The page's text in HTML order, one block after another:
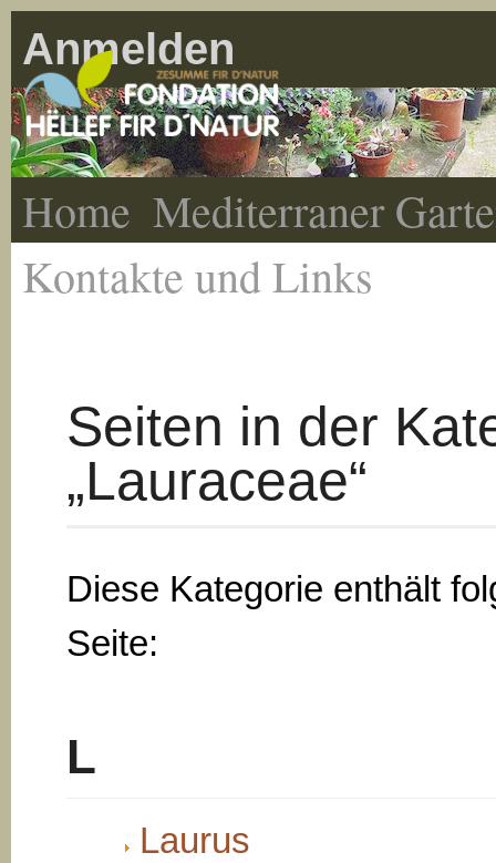
Anmelden
Home Mediterraner
Kontakte und Links
Seiten in der
„Lauraceae“
Diese Kategorie enthält
Seite:
L
Laurus